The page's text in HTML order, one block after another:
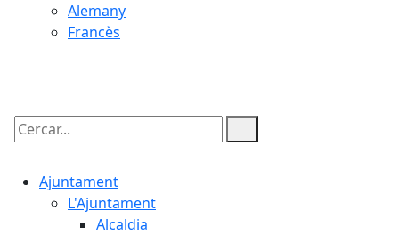
Alemany
Francès
Cercar:
Ajuntament
L'Ajuntament
Alcaldia